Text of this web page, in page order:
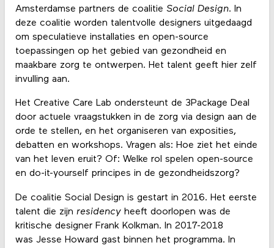
Amsterdamse partners de coalitie Social Design. In
deze coalitie worden talentvolle designers uitgedaagd
om speculatieve installaties en open-source
toepassingen op het gebied van gezondheid en
maakbare zorg te ontwerpen. Het talent geeft hier zelf
invulling aan.
Het Creative Care Lab ondersteunt de 3Package Deal
door actuele vraagstukken in de zorg via design aan de
orde te stellen, en het organiseren van exposities,
debatten en workshops. Vragen als: Hoe ziet het einde
van het leven eruit? Of: Welke rol spelen open-source
en do-it-yourself principes in de gezondheidszorg?
De coalitie Social Design is gestart in 2016. Het eerste
talent die zijn residencyheeft doorlopen was de
kritische designer Frank Kolkman. In 2017-2018
was Jesse Howard gast binnen het programma. In